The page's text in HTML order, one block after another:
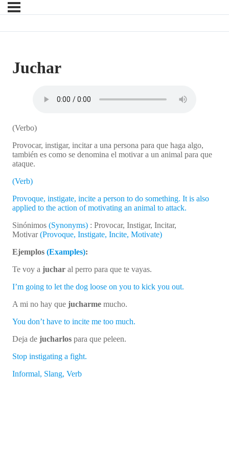
Juchar
(Verbo)
Provocar, instigar, incitar a una persona para que haga algo,
también es como se denomina el motivar a un animal para que
ataque.
(Verb)
Provoque, instigate, incite a person to do something. It is also
applied to the action of motivating an animal to attack.
Sinónimos (Synonyms) : Provocar, Instigar, Incitar,
Motivar(Provoque, Instigate, Incite, Motivate)
Ejemplos (Examples):
Te voy a juchar al perro para que te vayas.
I’m going to let the dog loose on you to kick you out.
A mi no hay que jucharme mucho.
You don’t have to incite me too much.
Deja de jucharlos para que peleen.
Stop instigating a fight.
Informal, Slang, Verb